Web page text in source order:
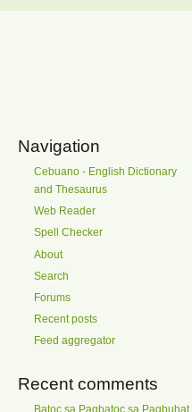
Navigation
Cebuano - English Dictionary
and Thesaurus
Web Reader
Spell Checker
About
Search
Forums
Recent posts
Feed aggregator
Recent comments
Batoc sa Pagbatoc sa Pagbuhat